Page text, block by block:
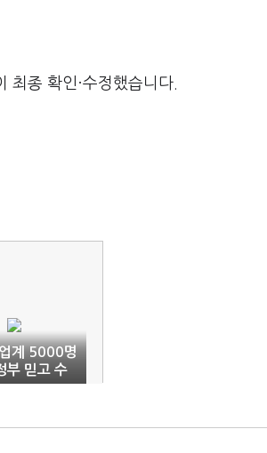
최종 확인·수정했습니다.
계 5000명
부 믿고 수